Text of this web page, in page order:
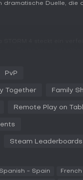
dramatische Duelle, die
Running sorgt in
mit, was die Matches
Unterstützung durch
auszunutzen.
Erlebnisses und
PvP
Together Family
Remote Play on
Steam Leaderboards
Spanish - Spain French